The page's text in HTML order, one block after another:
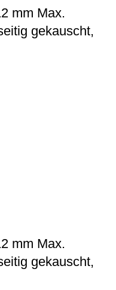
mm Max.
gekauscht,
mm Max.
gekauscht,